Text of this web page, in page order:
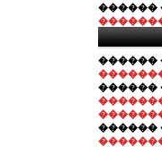
������
������
������
������